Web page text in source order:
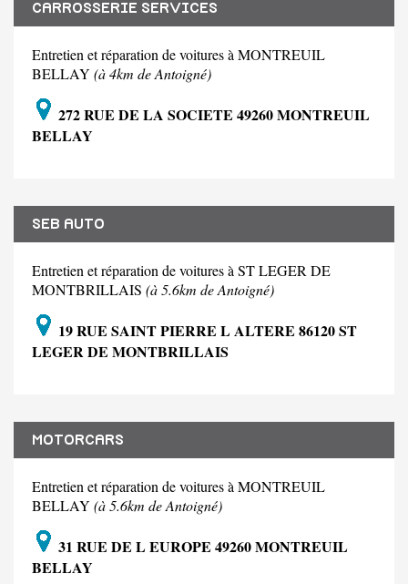
CARROSSERIE SERVICES
Entretien et réparation de voitures à MONTREUIL
BELLAY (à 4km de Antoigné)
272 RUE DE LA SOCIETE 49260 MONTREUIL
BELLAY
SEB AUTO
Entretien et réparation de voitures à ST LEGER DE
MONTBRILLAIS (à 5.6km de Antoigné)
19 RUE SAINT PIERRE L ALTERE 86120 ST
LEGER DE MONTBRILLAIS
MOTORCARS
Entretien et réparation de voitures à MONTREUIL
BELLAY (à 5.6km de Antoigné)
31 RUE DE L EUROPE 49260 MONTREUIL
BELLAY